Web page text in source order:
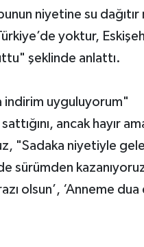
niyetine su dağıtır
yoktur,
şeklinde anlattı.
indirim uyguluyorum"
ancak hayır
"Sadaka niyetiyle
sürümden
olsun’, ‘Anneme